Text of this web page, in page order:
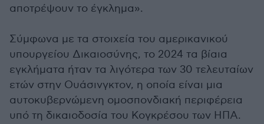
αποτρέψουν το έγκλημα».
Σύμφωνα με τα στοιχεία του αμερικανικού
υπουργείου Δικαιοσύνης, το 2024 τα βίαια
εγκλήματα ήταν τα λιγότερα των 30 τελευταίων
ετών στην Ουάσινγκτον, η οποία είναι μια
αυτοκυβερνώμενη ομοσπονδιακή περιφέρεια
υπό τη δικαιοδοσία του Κογκρέσου των ΗΠΑ.